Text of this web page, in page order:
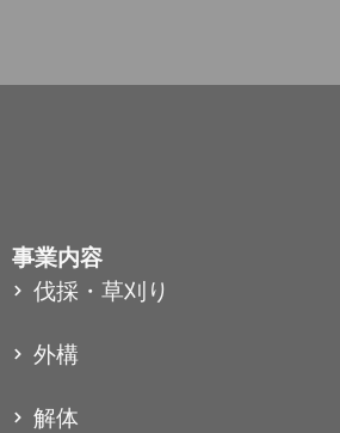
事業内容
伐採・草刈り
外構
解体